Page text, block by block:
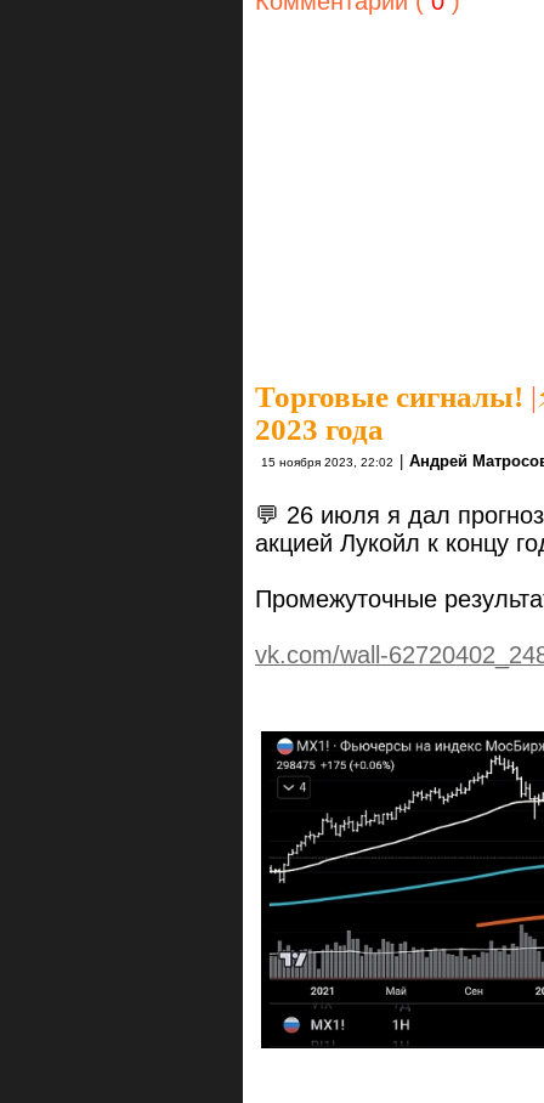
Торговые сигналы! |
2023 года
15 ноября 2023, 22:02 | Андрей
💬 26 июля я дал
акцией Лукойл к концу
Промежуточные
vk.com/wall-